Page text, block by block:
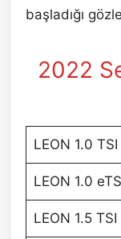
başladığı
2022
LEON 1.0
LEON 1.0
LEON 1.5